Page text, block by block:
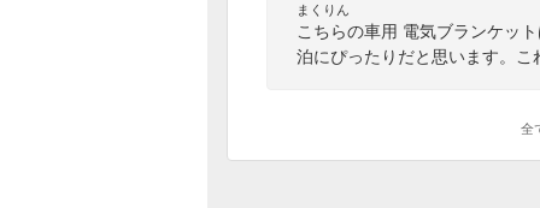
まくりん
こちらの車用 電気ブランケッ
泊にぴったりだと思います。
全